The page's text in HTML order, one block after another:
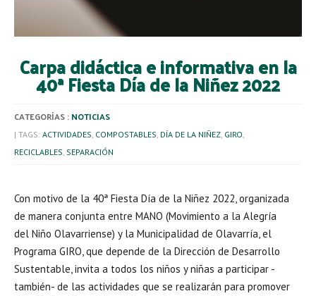
Carpa didáctica e informativa en la
40ª Fiesta Día de la Niñez 2022
CATEGORÍAS :NOTICIAS
| TAGS: ACTIVIDADES COMPOSTABLES DÍA DE LA NIÑEZ GIRO
RECICLABLES SEPARACIÓN
Con motivo de la 40ª Fiesta Día de la Niñez 2022, organizada
de manera conjunta entre MANO (Movimiento a la Alegría
del Niño Olavarriense) y la Municipalidad de Olavarría, el
Programa GIRO, que depende de la Dirección de Desarrollo
Sustentable, invita a todos los niños y niñas a participar -
también- de las actividades que se realizarán para promover